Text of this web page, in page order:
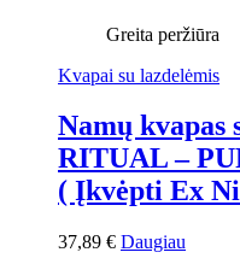
Greita peržiūra
Kvapai su lazdelėmis
Namų kvapas
RITUAL –
( Įkvėpti Ex
37,89 € Daugiau